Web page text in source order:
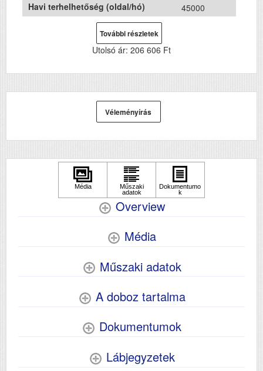
Havi terhelhetőség (oldal/hó)
45000
Első fekete nyomat
elkészítési ideje (mp)
Első színes nyomat
elkészítési ideje (mp)
Igen
kétoldalas lapolvasás)
Méret
538 x 552 x 537
Súly (kg)
23
Papír méret
A4
Szkennelés
További részletek
Utolsó ár: 206 606 Ft
Véleményírás
Overview
Média
Műszaki adatok
A doboz tartalma
Dokumentumok
Lábjegyzetek